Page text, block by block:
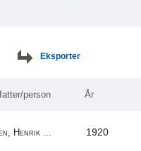
Eksporter
person År
Henrik ... 1920